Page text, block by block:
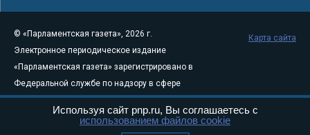
© «Парламентская газета», 2026 г.
Электронное периодическое издание
«Парламентская газета» зарегистрировано в
Федеральной службе по надзору в сфере
связи, информационных технологий и
массовых коммуникаций (Роскомнадзор) 05
Карта сайта
Используя сайт pnp.ru, Вы соглашаетесь с
использованием файлов cookie